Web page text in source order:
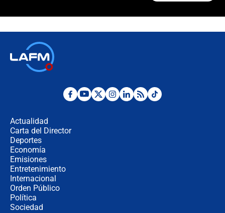
Estratega de Abelardo de la Espriella
Actualidad
Carta del Director
Deportes
Economía
Emisiones
Entretenimiento
Internacional
Orden Público
Política
Sociedad